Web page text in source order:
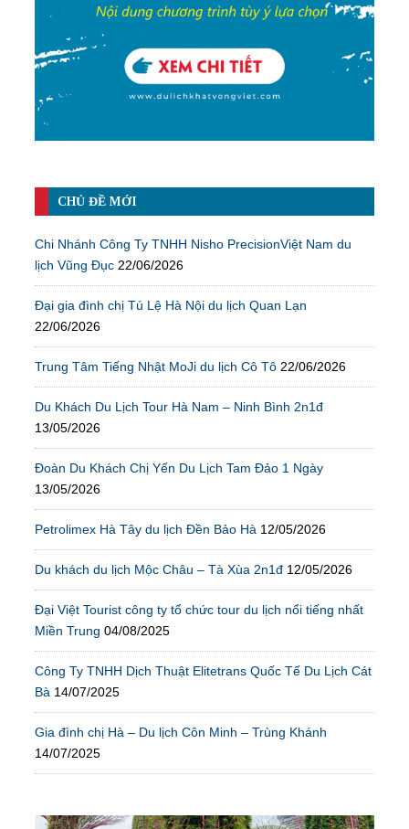
CHỦ ĐỀ MỚI
Chi Nhánh Công Ty TNHH Nisho PrecisionViệt Nam du
lịch Vũng Đục 22/06/2026
Đại gia đình chị Tú Lệ Hà Nội du lịch Quan Lạn
22/06/2026
Trung Tâm Tiếng Nhật MoJi du lịch Cô Tô 22/06/2026
Du Khách Du Lịch Tour Hà Nam – Ninh Bình 2n1đ
13/05/2026
Đoàn Du Khách Chị Yến Du Lịch Tam Đảo 1 Ngày
13/05/2026
Petrolimex Hà Tây du lịch Đền Bảo Hà 12/05/2026
Du khách du lịch Mộc Châu – Tà Xùa 2n1đ 12/05/2026
Đại Việt Tourist công ty tổ chức tour du lịch nổi tiếng nhất
Miền Trung 04/08/2025
Công Ty TNHH Dịch Thuật Elitetrans Quốc Tế Du Lịch Cát
Bà 14/07/2025
Gia đình chị Hà – Du lịch Côn Minh – Trùng Khánh
14/07/2025